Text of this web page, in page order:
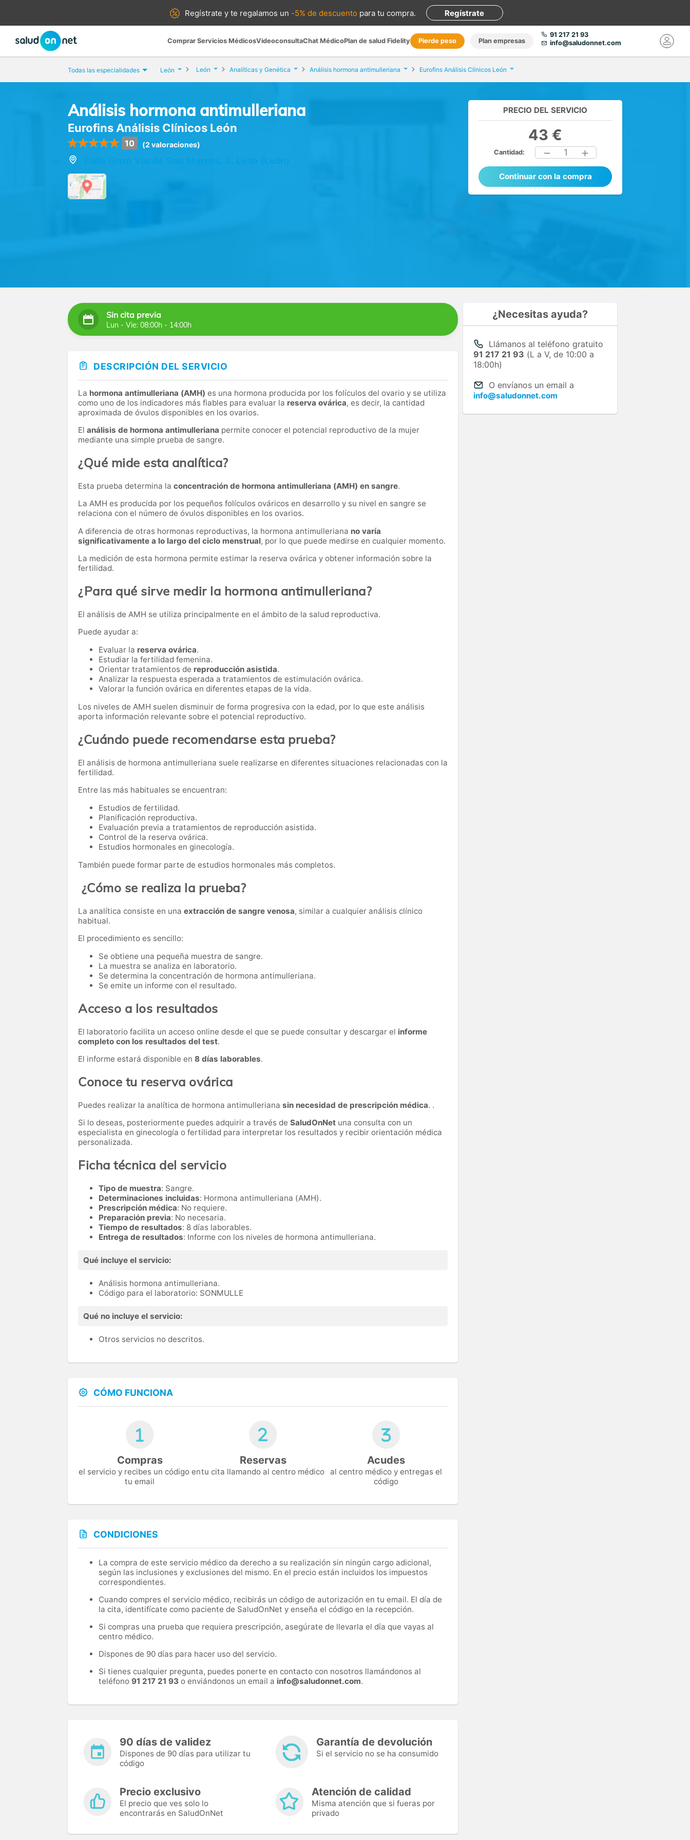
Regístrate yte regalamos un -5% de descuento para tu compra. Regístrate
Comprar Servicios MédicosVideoconsultaChat MédicoPlan de salud Fidelity Pierde peso Plan empresas
91 217 21 93
info@saludonnet.com
Todas las especialidades León León Analíticas y Genética Análisis hormona antimulleriana Eurofins Análisis Clínicos León
Análisis hormona antimulleriana
Eurofins Análisis Clínicos León
10 (2 valoraciones)
PRECIO DEL SERVICIO
43 €
Cantidad: 1
Continuar con la compra
Sin cita previa
Lun - Vie: 08:00h - 14:00h
DESCRIPCIÓN DEL SERVICIO
La hormona antimulleriana (AMH) es una hormona producida por los folículos del ovario y se utiliza
como uno de los indicadores más fiables para evaluar la reserva ovárica, es decir, la cantidad
aproximada de óvulos disponibles en los ovarios.
El análisis de hormona antimulleriana permite conocer el potencial reproductivo de la mujer
mediante una simple prueba de sangre.
¿Qué mide esta analítica?
Esta prueba determina la concentración de hormona antimulleriana (AMH) en sangre.
La AMH es producida por los pequeños folículos ováricos en desarrollo y su nivel en sangre se
relaciona con el número de óvulos disponibles en los ovarios.
A diferencia de otras hormonas reproductivas, la hormona antimulleriana no varía
significativamente a lo largo del ciclo menstrual, por lo que puede medirse en cualquier momento.
La medición de esta hormona permite estimar la reserva ovárica y obtener información sobre la
fertilidad.
¿Para qué sirve medir la hormona antimulleriana?
El análisis de AMH se utiliza principalmente en el ámbito de la salud reproductiva.
Puede ayudar a:
Evaluar la reserva ovárica.
Estudiar la fertilidad femenina.
Orientar tratamientos de reproducción asistida.
Analizar la respuesta esperada a tratamientos de estimulación ovárica.
Valorar la función ovárica en diferentes etapas de la vida.
Los niveles de AMH suelen disminuir de forma progresiva con la edad, por lo que este análisis
aporta información relevante sobre el potencial reproductivo.
¿Cuándo puede recomendarse esta prueba?
El análisis de hormona antimulleriana suele realizarse en diferentes situaciones relacionadas con la
fertilidad.
Entre las más habituales se encuentran:
Estudios de fertilidad.
Planificación reproductiva.
Evaluación previa a tratamientos de reproducción asistida.
Control de la reserva ovárica.
Estudios hormonales en ginecología.
También puede formar parte de estudios hormonales más completos.
¿Cómo se realiza la prueba?
La analítica consiste en una extracción de sangre venosa, similar a cualquier análisis clínico
habitual.
El procedimiento es sencillo:
Se obtiene una pequeña muestra de sangre.
La muestra se analiza en laboratorio.
Se determina la concentración de hormona antimulleriana.
Se emite un informe con el resultado.
Acceso a los resultados
El laboratorio facilita un acceso online desde el que se puede consultar y descargar el informe
completo con los resultados del test.
El informe estará disponible en 8 días laborables.
Conoce tu reserva ovárica
Puedes realizar la analítica de hormona antimulleriana sin necesidad de prescripción médica. .
Si lo deseas, posteriormente puedes adquirir a través de SaludOnNet una consulta con un
especialista en ginecología o fertilidad para interpretar los resultados y recibir orientación médica
personalizada.
Ficha técnica del servicio
Tipo de muestra: Sangre.
Determinaciones incluidas: Hormona antimulleriana (AMH).
Prescripción médica: No requiere.
Preparación previa: No necesaria.
Tiempo de resultados: 8 días laborables.
Entrega de resultados: Informe con los niveles de hormona antimulleriana.
Qué incluye el servicio:
Análisis hormona antimulleriana.
Código para el laboratorio: SONMULLE
Qué no incluye el servicio:
Otros servicios no descritos.
CÓMO FUNCIONA
Compras
el servicio y recibes un código en
tu email
Reservas
tu cita llamando al centro médico
Acudes
al centro médico y entregas el
código
CONDICIONES
La compra de este servicio médico da derecho a su realización sin ningún cargo adicional,
según las inclusiones y exclusiones del mismo. En el precio están incluidos los impuestos
correspondientes.
Cuando compres el servicio médico, recibirás un código de autorización en tu email. El día de
la cita, identifícate como paciente de SaludOnNet y enseña el código en la recepción.
Si compras una prueba que requiera prescripción, asegúrate de llevarla el día que vayas al
centro médico.
Dispones de 90 días para hacer uso del servicio.
Si tienes cualquier pregunta, puedes ponerte en contacto con nosotros llamándonos al
teléfono 91 217 21 93 o enviándonos un email a info@saludonnet.com.
90 días de validez
Dispones de 90 días para utilizar tu
código
Garantía de devolución
Si el servicio no se ha consumido
Precio exclusivo
El precio que ves solo lo
encontrarás en SaludOnNet
Atención de calidad
Misma atención que si fueras por
privado
¿Necesitas ayuda?
Llámanos al teléfono gratuito
91 217 21 93 (L a V, de 10:00 a
18:00h)
O envíanos un email a
info@saludonnet.com